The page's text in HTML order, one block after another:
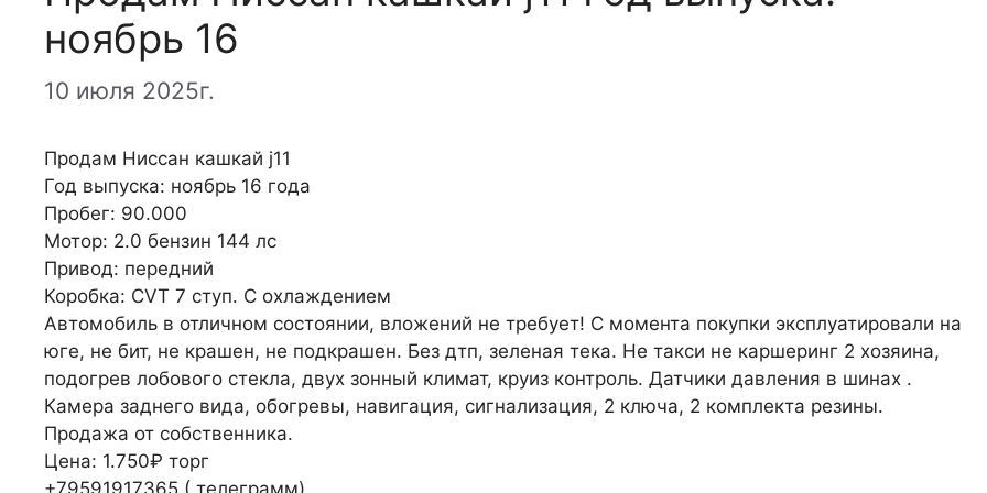
ноябрь 16
10 июля 2025г.
Продам Ниссан кашкай j11
Год выпуска: ноябрь 16 года
Пробег: 90.000
Мотор: 2.0 бензин 144 лс
Привод: передний
Коробка: CVT 7 ступ. С охлаждением
Автомобиль в отличном состоянии, вложений не требует! С момента покупки эксплуатировали на
юге, не бит, не крашен, не подкрашен. Без дтп, зеленая тека. Не такси не каршеринг 2 хозяина,
подогрев лобового стекла, двух зонный климат, круиз контроль. Датчики давления в шинах .
Камера заднего вида, обогревы, навигация, сигнализация, 2 ключа, 2 комплекта резины.
Продажа от собственника.
Цена: 1.750₽ торг